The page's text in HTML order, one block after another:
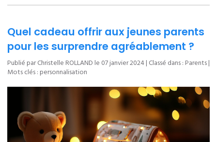
Quel cadeau offrir aux jeunes parents
pour les surprendre agréablement ?
Publié par Christelle ROLLAND le 07 janvier 2024| Classé dans : Parents|
Mots clés : personnalisation